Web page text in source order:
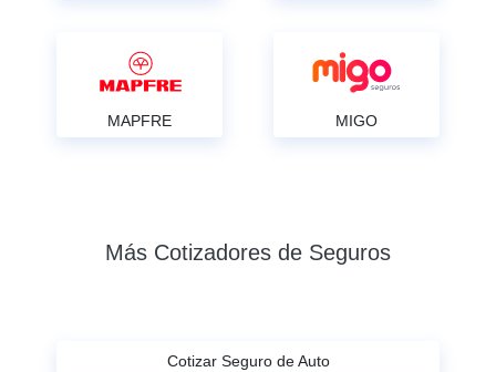
MAPFRE MIGO
Más Cotizadores de Seguros
Cotizar Seguro de Auto